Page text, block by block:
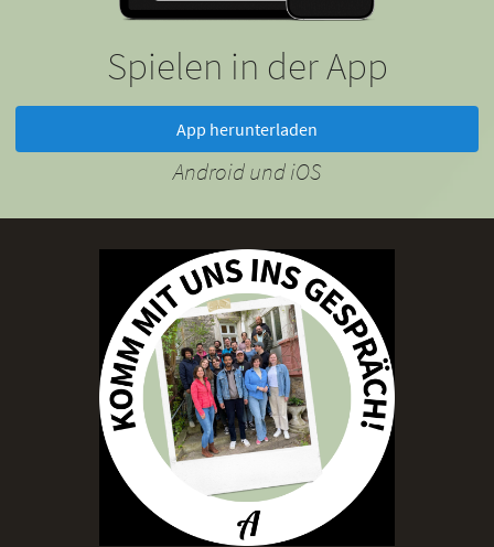
Spielen in der App
App herunterladen
Android und iOS